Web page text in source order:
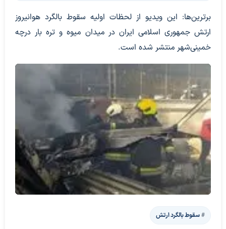
برترین‌ها: این ویدیو از لحظات اولیه سقوط بالگرد هوانیروز
ارتش جمهوری اسلامی ایران در میدان میوه و تره بار درچه
خمینی‌شهر منتشر شده است.
سقوط بالگرد ارتش